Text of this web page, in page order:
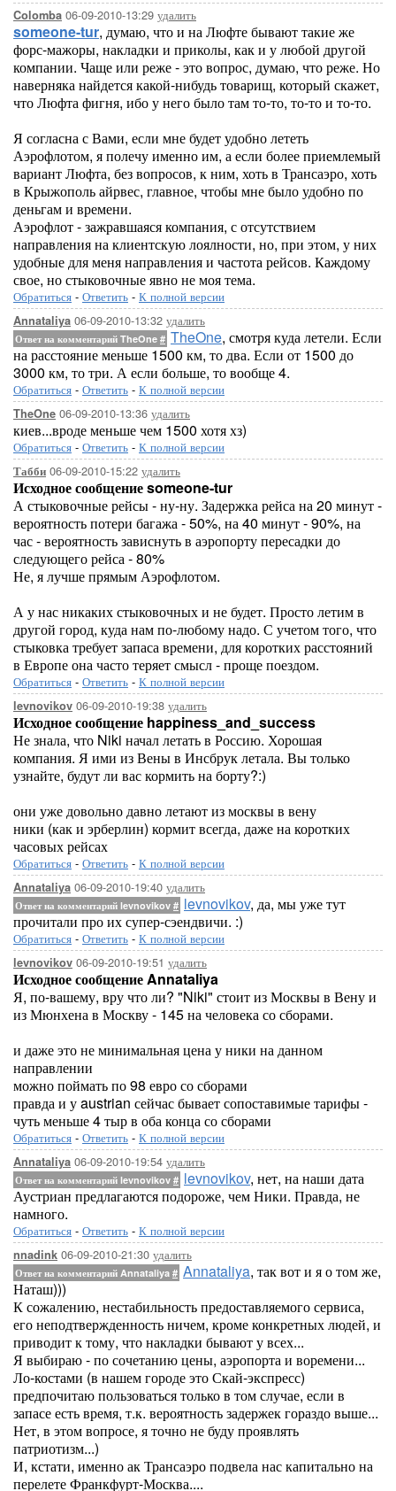
Colomba 06-09-2010-13:29 удалить
someone-tur, думаю, что и на Люфте бывают такие же
форс-мажоры, накладки и приколы, как и у любой другой
компании. Чаще или реже - это вопрос, думаю, что реже. Но
наверняка найдется какой-нибудь товарищ, который скажет,
что Люфта фигня, ибо у него было там то-то, то-то и то-то.
Я согласна с Вами, если мне будет удобно лететь
Аэрофлотом, я полечу именно им, а если более приемлемый
вариант Люфта, без вопросов, к ним, хоть в Трансаэро, хоть
в Крыжополь айрвес, главное, чтобы мне было удобно по
деньгам и времени.
Аэрофлот - зажравшаяся компания, с отсутствием
направления на клиентскую лоялности, но, при этом, у них
удобные для меня направления и частота рейсов. Каждому
свое, но стыковочные явно не моя тема.
Обратиться - Ответить - К полной версии
Annataliya 06-09-2010-13:32 удалить
Ответ на комментарий TheOne # TheOne, смотря куда летели. Если
на расстояние меньше 1500 км, то два. Если от 1500 до
3000 км, то три. А если больше, то вообще 4.
Обратиться - Ответить - К полной версии
TheOne 06-09-2010-13:36 удалить
киев...вроде меньше чем 1500 хотя хз)
Обратиться - Ответить - К полной версии
Табби 06-09-2010-15:22 удалить
Исходное сообщение someone-tur
А стыковочные рейсы - ну-ну. Задержка рейса на 20 минут -
вероятность потери багажа - 50%, на 40 минут - 90%, на
час - вероятность зависнуть в аэропорту пересадки до
следующего рейса - 80%
Не, я лучше прямым Аэрофлотом.
А у нас никаких стыковочных и не будет. Просто летим в
другой город, куда нам по-любому надо. С учетом того, что
стыковка требует запаса времени, для коротких расстояний
в Европе она часто теряет смысл - проще поездом.
Обратиться - Ответить - К полной версии
levnovikov 06-09-2010-19:38 удалить
Исходное сообщение happiness_and_success
Не знала, что Niki начал летать в Россию. Хорошая
компания. Я ими из Вены в Инсбрук летала. Вы только
узнайте, будут ли вас кормить на борту?:)
они уже довольно давно летают из москвы в вену
ники (как и эрберлин) кормит всегда, даже на коротких
часовых рейсах
Обратиться - Ответить - К полной версии
Annataliya 06-09-2010-19:40 удалить
Ответ на комментарий levnovikov # levnovikov, да, мы уже тут
прочитали про их супер-сэендвичи. :)
Обратиться - Ответить - К полной версии
levnovikov 06-09-2010-19:51 удалить
Исходное сообщение Annataliya
Я, по-вашему, вру что ли? "Niki" стоит из Москвы в Вену и
из Мюнхена в Москву - 145 на человека со сборами.
и даже это не минимальная цена у ники на данном
направлении
можно поймать по 98 евро со сборами
правда и у austrian сейчас бывает сопоставимые тарифы -
чуть меньше 4 тыр в оба конца со сборами
Обратиться - Ответить - К полной версии
Annataliya 06-09-2010-19:54 удалить
Ответ на комментарий levnovikov # levnovikov, нет, на наши дата
Аустриан предлагаются подороже, чем Ники. Правда, не
намного.
Обратиться - Ответить - К полной версии
nnadink 06-09-2010-21:30 удалить
Ответ на комментарий Annataliya # Annataliya, так вот и я о том же,
Наташ)))
К сожалению, нестабильность предоставляемого сервиса,
его неподтвержденность ничем, кроме конкретных людей, и
приводит к тому, что накладки бывают у всех...
Я выбираю - по сочетанию цены, аэропорта и воремени...
Ло-костами (в нашем городе это Скай-экспресс)
предпочитаю пользоваться только в том случае, если в
запасе есть время, т.к. вероятность задержек гораздо выше...
Нет, в этом вопросе, я точно не буду проявлять
патриотизм...)
И, кстати, именно ак Трансаэро подвела нас капитально на
перелете Франкфурт-Москва....